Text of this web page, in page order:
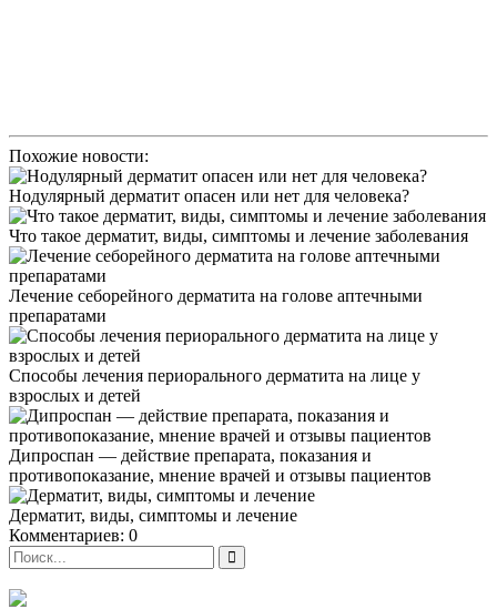
Похожие новости:
Нодулярный дерматит опасен или нет для человека?
Что такое дерматит, виды, симптомы и лечение заболевания
Лечение себорейного дерматита на голове аптечными
препаратами
Способы лечения периорального дерматита на лице у
взрослых и детей
Дипроспан — действие препарата, показания и
противопоказание, мнение врачей и отзывы пациентов
Дерматит, виды, симптомы и лечение
Комментариев: 0